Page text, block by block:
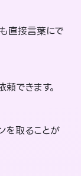
直接言葉にで
できます。
を取ることが